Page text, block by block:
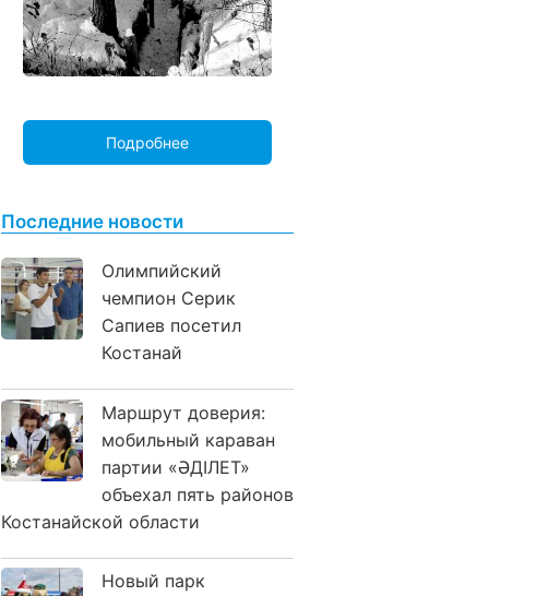
Подробнее
Последние новости
Олимпийский
чемпион Серик
Сапиев посетил
Костанай
Маршрут доверия:
мобильный караван
партии «ӘДІЛЕТ»
объехал пять районов
Костанайской области
Новый парк